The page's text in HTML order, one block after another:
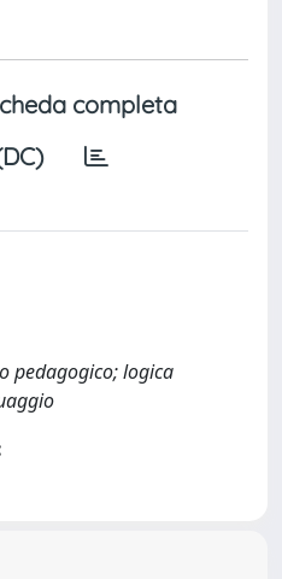
completa
pedagogico; logica